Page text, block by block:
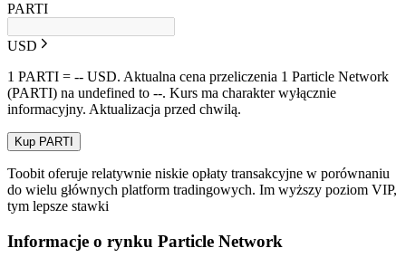
PARTI
USD
1 PARTI = -- USD. Aktualna cena przeliczenia 1 Particle Network
(PARTI) na undefined to --. Kurs ma charakter wyłącznie
informacyjny. Aktualizacja przed chwilą.
Kup PARTI
Toobit oferuje relatywnie niskie opłaty transakcyjne w porównaniu
do wielu głównych platform tradingowych. Im wyższy poziom VIP,
tym lepsze stawki
Informacje o rynku Particle Network